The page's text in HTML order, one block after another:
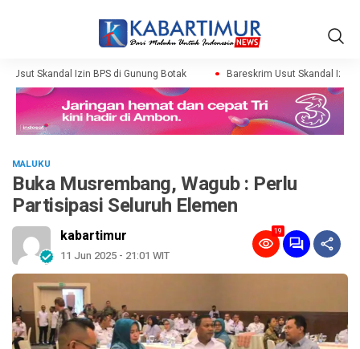
Usut Skandal Izin BPS di Gunung Botak Bareskrim Usut Skandal Izin
MALUKU
Buka Musrembang, Wagub : Perlu
Partisipasi Seluruh Elemen
kabartimur
11 Jun 2025 - 21:01 WIT
19